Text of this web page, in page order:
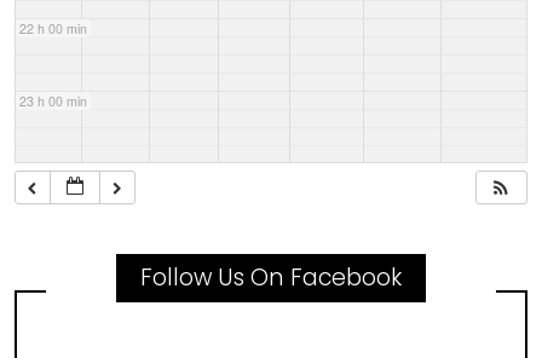
22 h 00 min
23 h 00 min
Follow Us On Facebook